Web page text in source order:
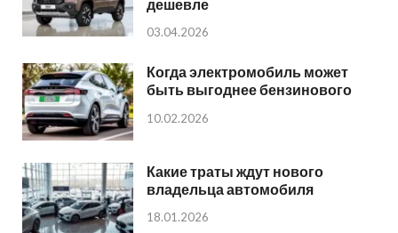
дешевле
03.04.2026
Когда электромобиль может
быть выгоднее бензинового
10.02.2026
Какие траты ждут нового
владельца автомобиля
18.01.2026